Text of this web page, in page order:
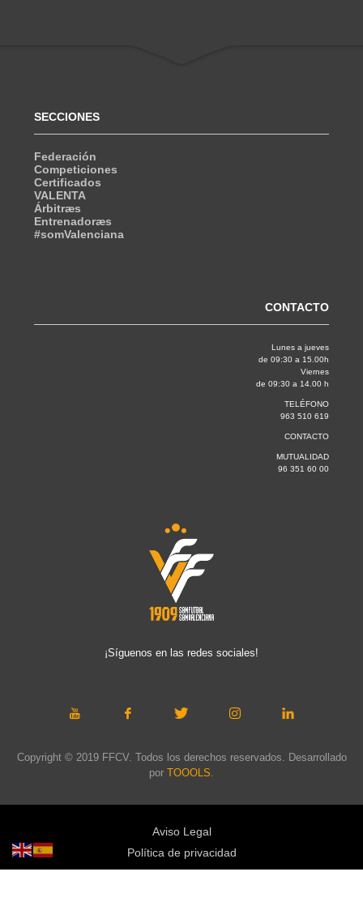
SECCIONES
Federación
Competiciones
Certificados
VALENTA
Árbitræs
Entrenadoræs
#somValenciana
CONTACTO
Lunes a jueves
de 09:30 a 15.00h
Viernes
de 09:30 a 14.00 h
TELÉFONO
963 510 619
CONTACTO
MUTUALIDAD
96 351 60 00
¡Síguenos en las redes sociales!
Copyright © 2019 FFCV. Todos los derechos reservados. Desarrollado
por TOOOLS
Aviso Legal
Política de privacidad
Política de cookies